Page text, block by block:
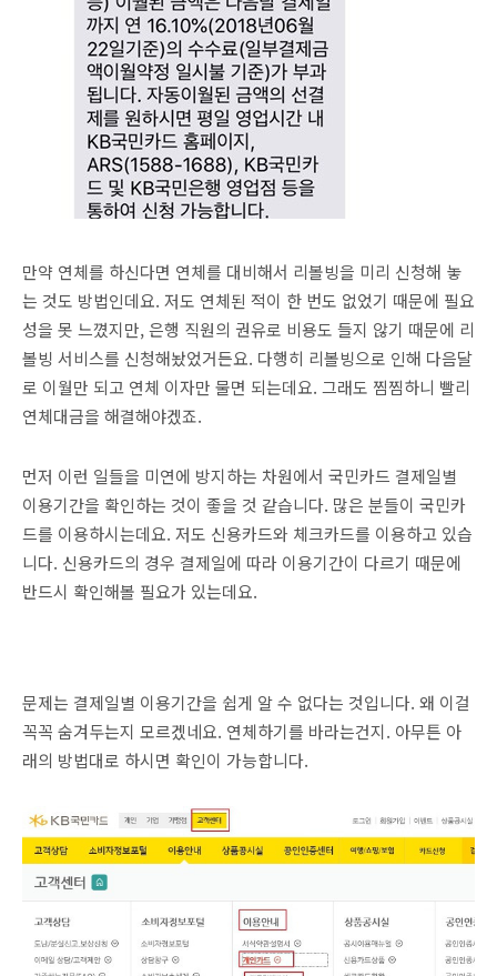
만약 연체를 하신다면 연체를 대비해서 리볼빙을 미리 신청해 놓
는 것도 방법인데요. 저도 연체된 적이 한 번도 없었기 때문에 필요
성을 못 느꼈지만, 은행 직원의 권유로 비용도 들지 않기 때문에 리
볼빙 서비스를 신청해놨었거든요. 다행히 리볼빙으로 인해 다음달
로 이월만 되고 연체 이자만 물면 되는데요. 그래도 찜찜하니 빨리
연체대금을 해결해야겠죠.
먼저 이런 일들을 미연에 방지하는 차원에서 국민카드 결제일별
이용기간을 확인하는 것이 좋을 것 같습니다. 많은 분들이 국민카
드를 이용하시는데요. 저도 신용카드와 체크카드를 이용하고 있습
니다. 신용카드의 경우 결제일에 따라 이용기간이 다르기 때문에
반드시 확인해볼 필요가 있는데요.
문제는 결제일별 이용기간을 쉽게 알 수 없다는 것입니다. 왜 이걸
꼭꼭 숨겨두는지 모르겠네요. 연체하기를 바라는건지. 아무튼 아
래의 방법대로 하시면 확인이 가능합니다.